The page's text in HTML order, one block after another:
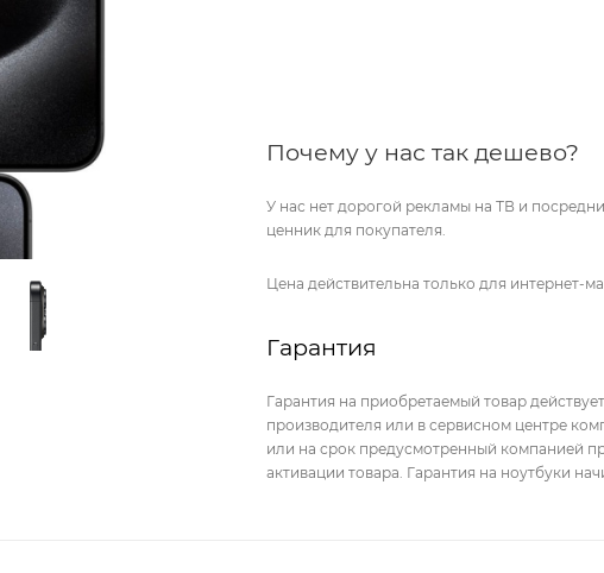
Почему у нас так дешево?
У нас нет дорогой рекламы на ТВ и
ценник для покупателя.
Цена действительна только для интернет-
Гарантия
Гарантия на приобретаемый товар
производителя или в сервисном центре
или на срок предусмотренный компанией
активации товара. Гарантия на ноутбуки